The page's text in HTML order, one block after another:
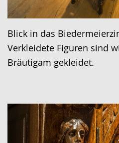
Blick in das
Verkleidete Figuren sind
Bräutigam gekleidet.